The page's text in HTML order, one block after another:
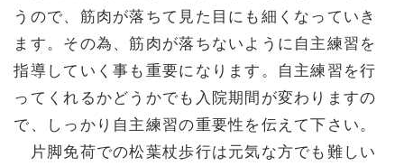
うので、筋肉が落ちて見た目にも細くなっていき
ます。その為、筋肉が落ちないように自主練習を
指導していく事も重要になります。自主練習を行
ってくれるかどうかでも入院期間が変わりますの
で、しっかり自主練習の重要性を伝えて下さい。
片脚免荷での松葉杖歩行は元気な方でも難しい